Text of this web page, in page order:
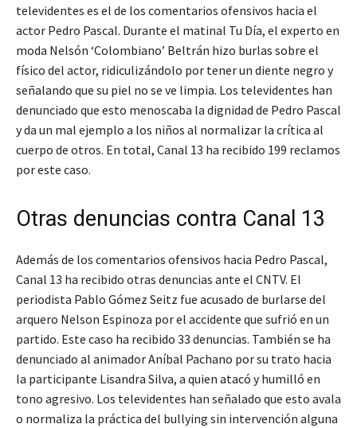
televidentes es el de los comentarios ofensivos hacia el
actor Pedro Pascal. Durante el matinal Tu Día, el experto en
moda Nelsón ‘Colombiano’ Beltrán hizo burlas sobre el
físico del actor, ridiculizándolo por tener un diente negro y
señalando que su piel no se ve limpia. Los televidentes han
denunciado que esto menoscaba la dignidad de Pedro Pascal
y da un mal ejemplo a los niños al normalizar la crítica al
cuerpo de otros. En total, Canal 13 ha recibido 199 reclamos
por este caso.
Otras denuncias contra Canal 13
Además de los comentarios ofensivos hacia Pedro Pascal,
Canal 13 ha recibido otras denuncias ante el CNTV. El
periodista Pablo Gómez Seitz fue acusado de burlarse del
arquero Nelson Espinoza por el accidente que sufrió en un
partido. Este caso ha recibido 33 denuncias. También se ha
denunciado al animador Aníbal Pachano por su trato hacia
la participante Lisandra Silva, a quien atacó y humilló en
tono agresivo. Los televidentes han señalado que esto avala
o normaliza la práctica del bullying sin intervención alguna